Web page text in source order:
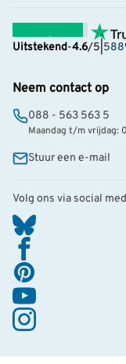
Uitstekend-4.6/5
Neem contact op
088 - 563 563 5
Maandag t/m vrijdag:
Stuur een e-mail
Volg ons via social